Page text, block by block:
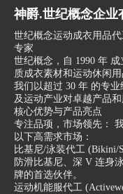
神爵.世纪概念企业
世纪概念运动成衣用品
专家
世纪概念，自 1990 年
质成衣素材和运动休闲
我们以超过 30 年 的专
及运动产业对卓越产品和
核心优势与产品亮点
专注品项，市场领先：
以下高需求市场：
比基尼/泳装代工 (Bikini/
防滑比基尼、深 V 连身
牌的首选伙伴。
运动机能服代工